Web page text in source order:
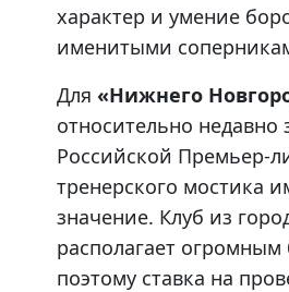
характер и умение
именитыми
Для «Нижнего
относительно недавно
Российской Премьер-
тренерского мостика
значение. Клуб из
располагает
поэтому ставка на